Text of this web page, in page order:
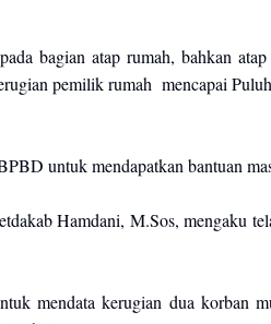
bagian atap rumah, bahkan
pemilik rumah mencapai
untuk mendapatkan bantuan
Hamdani, M.Sos, mengaku
mendata kerugian dua korban